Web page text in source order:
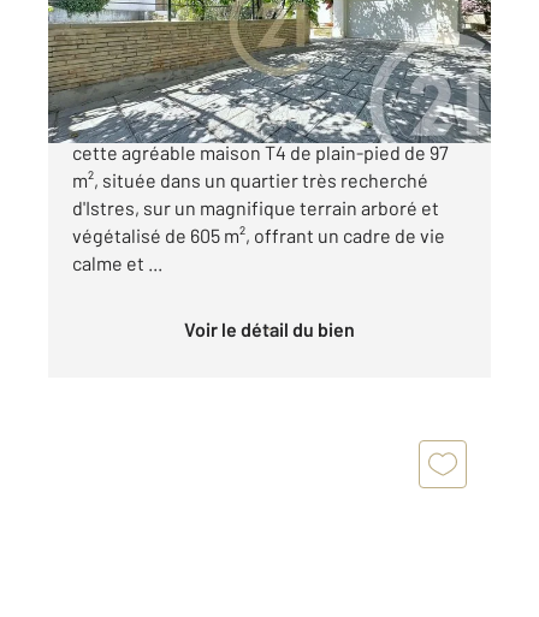
Maison à vendre
367 000 €
CENTURY 21 Cabinet Corvaja vous propose
cette agréable maison T4 de plain-pied de 97
m², située dans un quartier très recherché
d'Istres, sur un magnifique terrain arboré et
végétalisé de 605 m², offrant un cadre de vie
calme et ...
Voir le détail du bien